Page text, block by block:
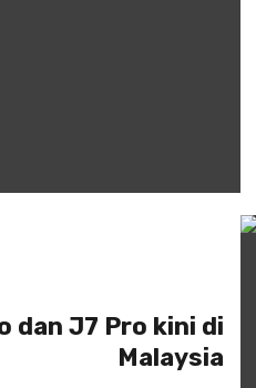
dan J7 Pro kini di
Malaysia